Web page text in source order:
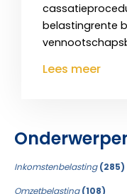
belastingrente
Lees meer
Inkomstenbelasting(285)
Omzetbelasting(108)